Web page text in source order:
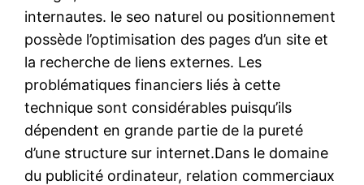
internautes. le seo naturel ou positionnement
possède l’optimisation des pages d’un site et
la recherche de liens externes. Les
problématiques financiers liés à cette
technique sont considérables puisqu’ils
dépendent en grande partie de la pureté
d’une structure sur internet.Dans le domaine
du publicité ordinateur, relation commerciaux